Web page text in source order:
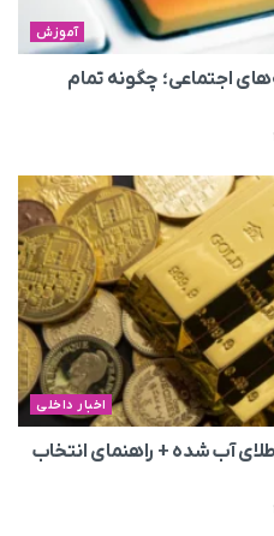
آموزش
اجتماعی؛ چگونه تمام
اخبار داخلی
آب شده + راهنمای انتخاب